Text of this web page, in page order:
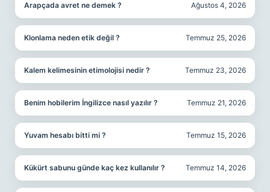
Arapçada avret ne demek ? Ağustos 4, 2026
Klonlama neden etik değil ? Temmuz 25, 2026
Kalem kelimesinin etimolojisi nedir ? Temmuz 23, 2026
Benim hobilerim İngilizce nasıl yazılır ? Temmuz 21, 2026
Yuvam hesabı bitti mi ? Temmuz 15, 2026
Kükürt sabunu günde kaç kez kullanılır ? Temmuz 14, 2026